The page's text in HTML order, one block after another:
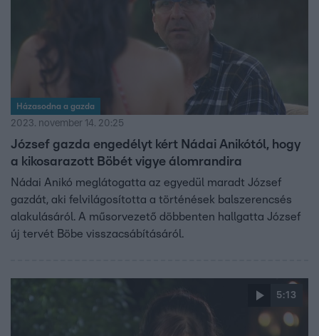
Házasodna a gazda
2023. november 14. 20:25
József gazda engedélyt kért Nádai Anikótól, hogy
a kikosarazott Böbét vigye álomrandira
Nádai Anikó meglátogatta az egyedül maradt József
gazdát, aki felvilágosította a történések balszerencsés
alakulásáról. A műsorvezető döbbenten hallgatta József
új tervét Böbe visszacsábításáról.
5:13